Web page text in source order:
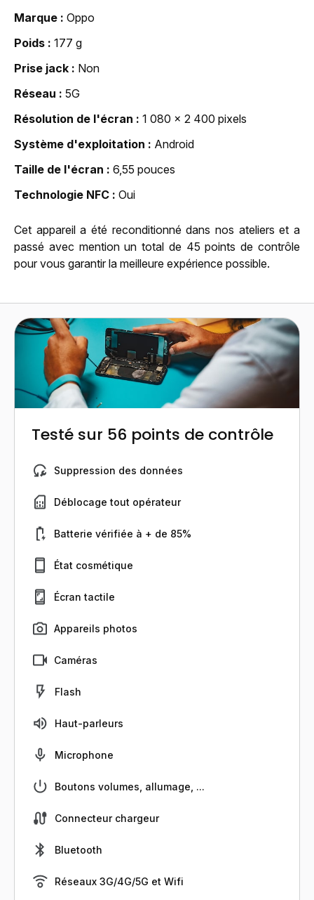
Marque
Oppo
Poids
177 g
Prise jack
Non
Réseau
5G
Résolution de l'écran
1 080 x 2 400 pixels
Système d'exploitation
Android
Taille de l'écran
6,55 pouces
Technologie NFC
Oui
Cet appareil a été reconditionné dans nos ateliers et a
passé avec mention un total de 45 points de contrôle
pour vous garantir la meilleure expérience possible.
Testé sur 56 points de contrôle
Suppression des données
Déblocage tout opérateur
Batterie vérifiée à + de 85%
État cosmétique
Écran tactile
Appareils photos
Caméras
Flash
Haut-parleurs
Microphone
Boutons volumes, allumage, ...
Connecteur chargeur
Bluetooth
Réseaux 3G/4G/5G et Wifi